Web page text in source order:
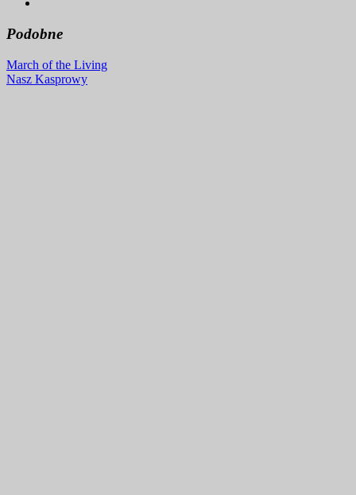
Podobne
Nawigacja
wpisu
March of the Living
Nasz Kasprowy